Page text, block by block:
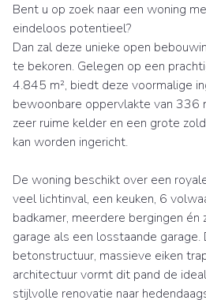
Bent u op zoek naar een woning
eindeloos potentieel?
Dan zal deze unieke open
te bekoren. Gelegen op een
4.845 m², biedt deze voormalige
bewoonbare oppervlakte van 336
zeer ruime kelder en een grote
kan worden ingericht.
De woning beschikt over een
veel lichtinval, een keuken, 6
badkamer, meerdere bergingen én
garage als een losstaande garage.
betonstructuur, massieve eiken
architectuur vormt dit pand de
stijlvolle renovatie naar